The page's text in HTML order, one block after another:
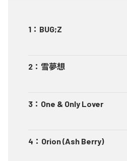
1 ： BUG;Z
2 ： 雪夢想
3 ： One & Only Lover
4 ： Orion (Ash Berry)